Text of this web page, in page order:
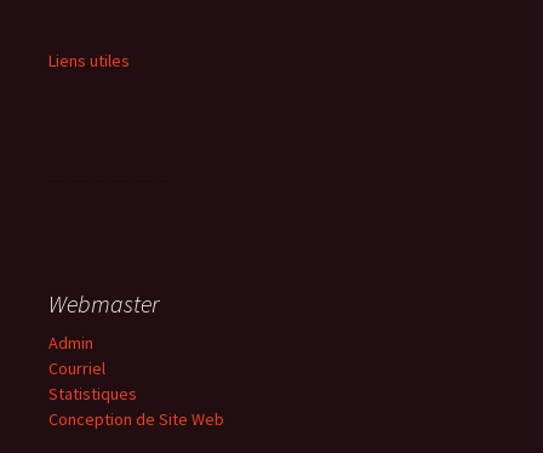
Liens utiles
Webmaster
Admin
Courriel
Statistiques
Conception de Site Web